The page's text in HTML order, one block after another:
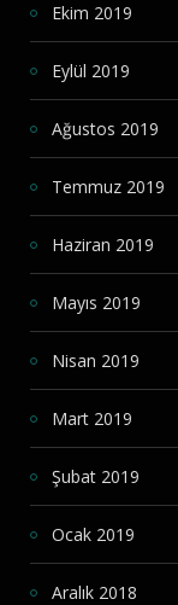
Ekim 2019
Eylül 2019
Ağustos 2019
Temmuz 2019
Haziran 2019
Mayıs 2019
Nisan 2019
Mart 2019
Şubat 2019
Ocak 2019
Aralık 2018